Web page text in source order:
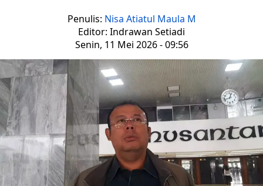
Penulis: Nisa Atiatul Maula M
Editor: Indrawan Setiadi
Senin, 11 Mei 2026 - 09:56